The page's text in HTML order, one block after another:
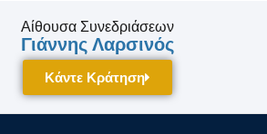
Πελοποννήσου Δίνει Ραντεβού Τον
Αίθουσα Συνεδριάσεων
Γιάννης Λαρσινός
Κάντε Κράτηση